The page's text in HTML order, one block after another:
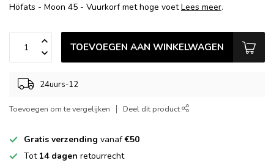
Höfats - Moon 45 - Vuurkorf met hoge voetLees meer.
TOEVOEGEN AAN WINKELWAGEN
24uurs-12
Toevoegen om te vergelijken Deel dit product
Gratis verzending vanaf€50
Tot 14 dagen retourrecht